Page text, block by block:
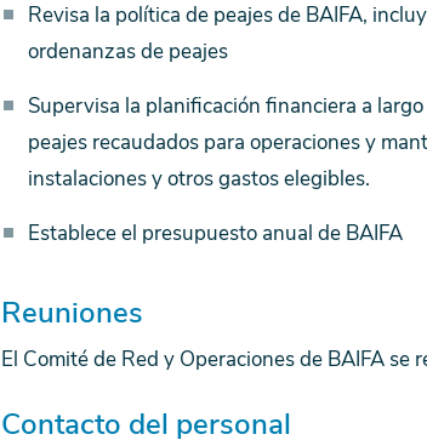
Revisa la política de peajes de BAIFA,
ordenanzas de peajes
Supervisa la planificación financiera a
peajes recaudados para operaciones y
instalaciones y otros gastos elegibles.
Establece el presupuesto anual de BAIFA
Reuniones
El Comité de Red y Operaciones de BAIFA se
Contacto del personal